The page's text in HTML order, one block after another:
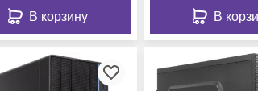
В корзину В